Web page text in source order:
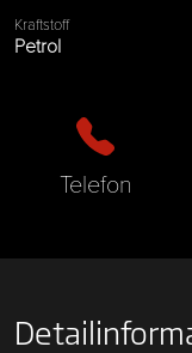
Kraftstoff
Petrol
Telefon